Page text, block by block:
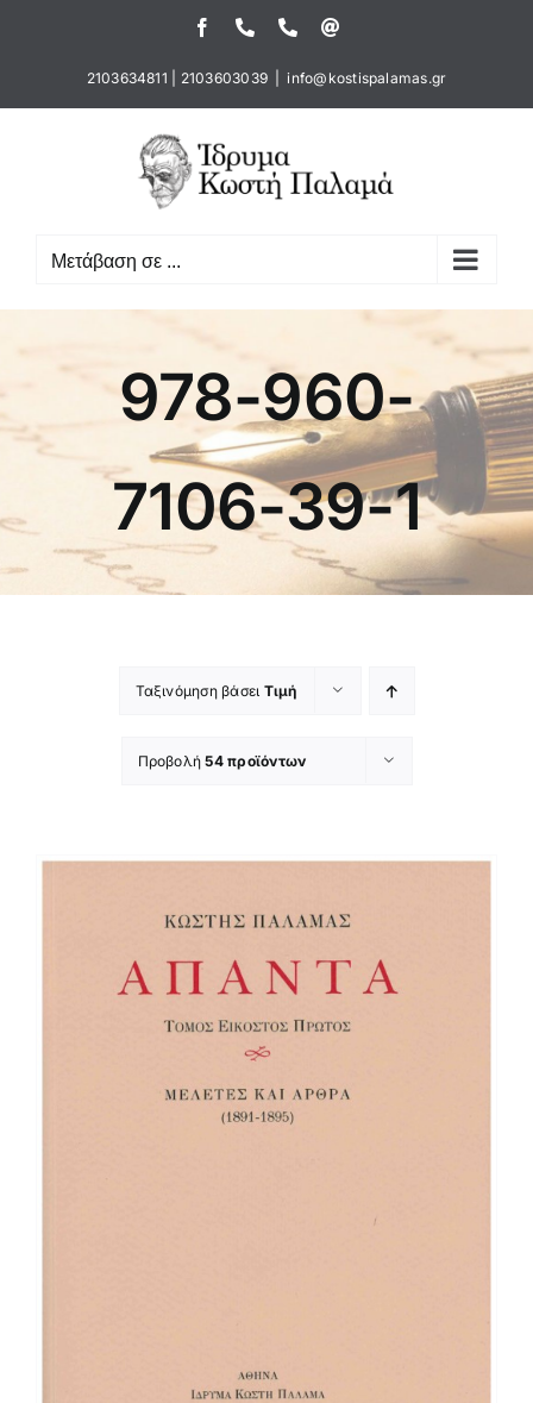
περιεχόμενο
FacebookΤηλέφωνοΤηλέφωνο
2103634811 2103603039 info@kostispalamas.gr
Μετάβαση σε ...
978-960-
7106-39-1
Ταξινόμηση βάσει Τιμή
Προβολή54 προϊόντων